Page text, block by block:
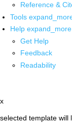
Reference &
Tools
Help expand_more
Get Help
Feedback
Readability
x
selected template will